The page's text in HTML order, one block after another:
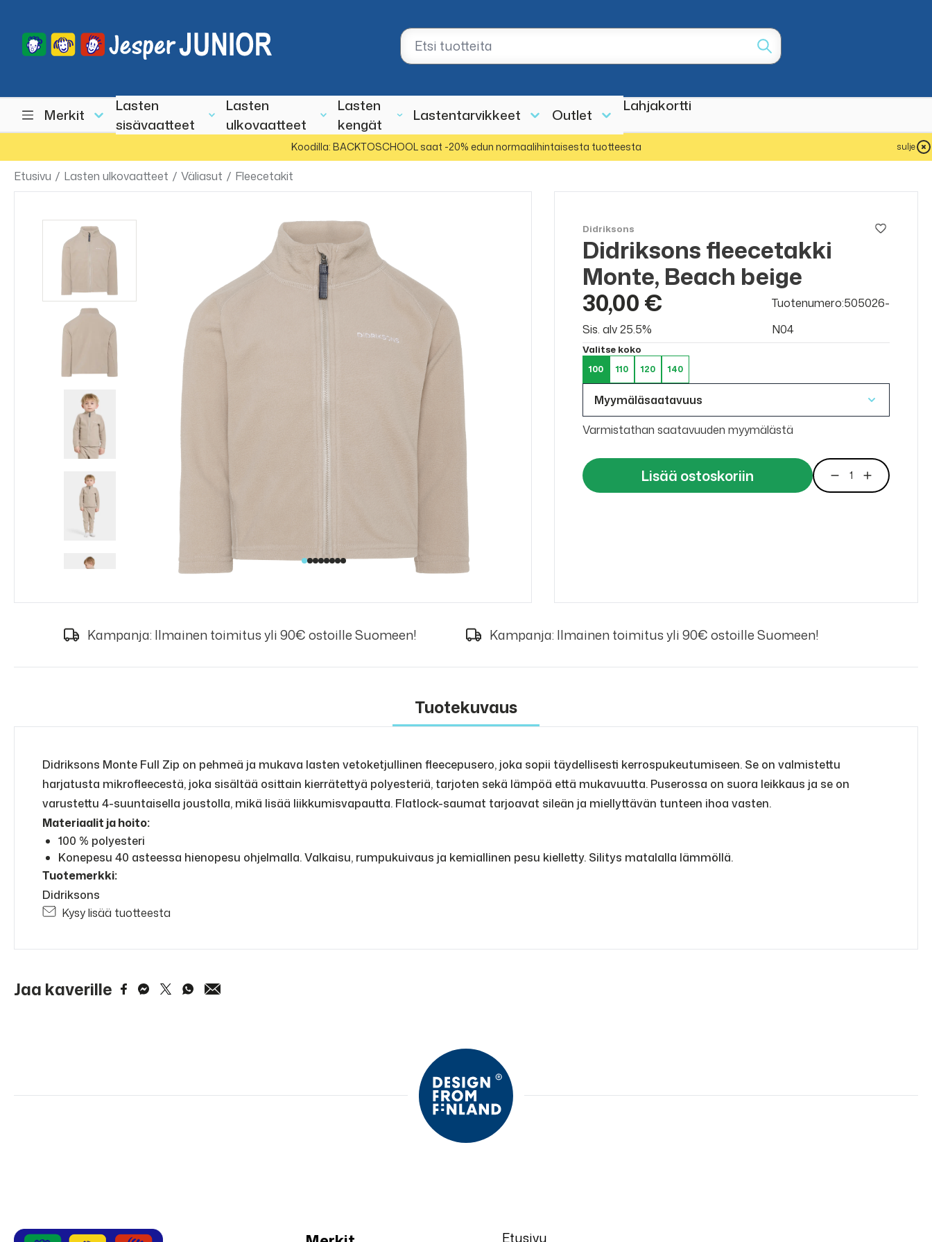
Merkit
Lasten
sisävaatteet
Lasten
ulkovaatteet
Lasten
kengät
Lastentarvikkeet Outlet
Lahjakortti
Koodilla: BACKTOSCHOOL saat -20% edun normaalihintaisesta tuotteesta sulje
Etusivu / Lasten ulkovaatteet / Väliasut / Fleecetakit
Didriksons
Didriksons fleecetakki
Monte, Beach beige
30,00 €
Sis. alv 25.5%
Tuotenumero:505026-
N04
Valitse koko
100 110 120 140
Myymäläsaatavuus
Varmistathan saatavuuden myymälästä
Lisää ostoskoriin
Kampanja: Ilmainen toimitus yli 90€ ostoille Suomeen! Kampanja: Ilmainen toimitus yli 90€ ostoille Suomeen!
Tuotekuvaus
Didriksons Monte Full Zip on pehmeä ja mukava lasten vetoketjullinen fleecepusero, joka sopii täydellisesti kerrospukeutumiseen. Se on valmistettu
harjatusta mikrofleecestä, joka sisältää osittain kierrätettyä polyesteriä, tarjoten sekä lämpöä että mukavuutta. Puserossa on suora leikkaus ja se on
varustettu 4-suuntaisella joustolla, mikä lisää liikkumisvapautta. Flatlock-saumat tarjoavat sileän ja miellyttävän tunteen ihoa vasten.
Materiaalit ja hoito:
100 % polyesteri
Konepesu 40 asteessa hienopesu ohjelmalla. Valkaisu, rumpukuivaus ja kemiallinen pesu kielletty. Silitys matalalla lämmöllä.
Tuotemerkki:
Didriksons
Kysy lisää tuotteesta
Jaa kaverille
Etusivu